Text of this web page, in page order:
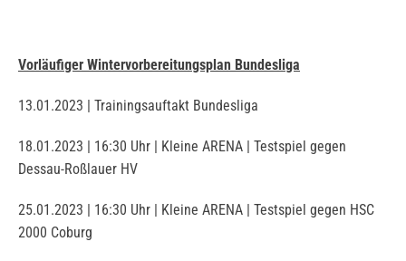
Vorläufiger Wintervorbereitungsplan Bundesliga
13.01.2023 | Trainingsauftakt Bundesliga
18.01.2023 | 16:30 Uhr | Kleine ARENA | Testspiel gegen
Dessau-Roßlauer HV
25.01.2023 | 16:30 Uhr | Kleine ARENA | Testspiel gegen HSC
2000 Coburg